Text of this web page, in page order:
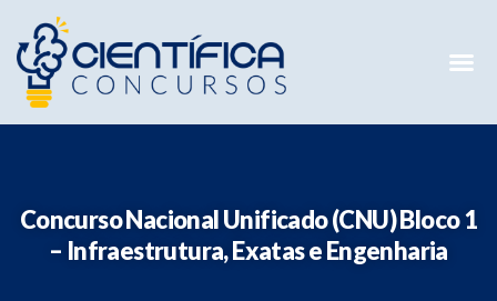
Concurso Nacional Unificado (CNU) Bloco 1
– Infraestrutura, Exatas e Engenharia